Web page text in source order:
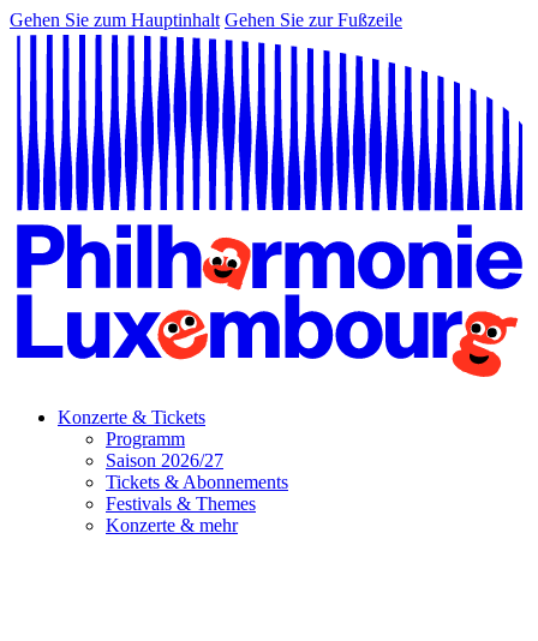
Gehen Sie zum Hauptinhalt Gehen Sie zur Fußzeile
Konzerte & Tickets
Programm
Saison 2026/27
Tickets & Abonnements
Festivals & Themes
Konzerte & mehr